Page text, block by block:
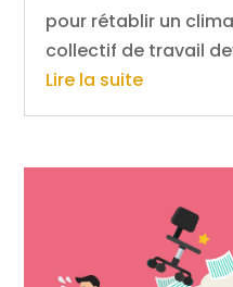
pour rétablir un
collectif de travail
Lire la suite